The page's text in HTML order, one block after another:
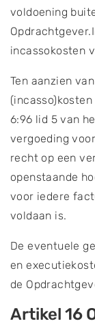
voldoening
incassokosten
Ten aanzien
6:96 lid 5 van
vergoeding
recht op een
openstaande
voor iedere
voldaan is.
De eventuele
en
de
Artikel 16